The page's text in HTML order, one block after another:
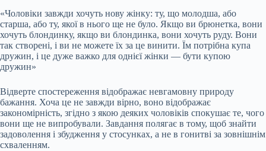
«Чоловіки завжди хочуть нову жінку: ту, що молодша, або
старша, або ту, якої в нього ще не було. Якщо ви брюнетка, вони
хочуть блондинку, якщо ви блондинка, вони хочуть руду. Вони
так створені, і ви не можете їх за це винити. Їм потрібна купа
дружин, і це дуже важко для однієї жінки — бути купою
дружин»
Відверте спостереження відображає невгамовну природу
бажання. Хоча це не завжди вірно, воно відображає
закономірність, згідно з якою деяких чоловіків спокушає те, чого
вони ще не випробували. Завдання полягає в тому, щоб знайти
задоволення і збудження у стосунках, а не в гонитві за зовнішнім
схваленням.